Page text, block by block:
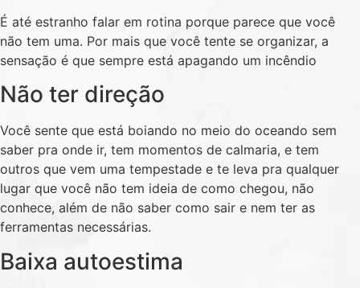
É até estranho falar em rotina porque parece que você
não tem uma. Por mais que você tente se organizar, a
sensação é que sempre está apagando um incêndio
Não ter direção
Você sente que está boiando no meio do oceando sem
saber pra onde ir, tem momentos de calmaria, e tem
outros que vem uma tempestade e te leva pra qualquer
lugar que você não tem ideia de como chegou, não
conhece, além de não saber como sair e nem ter as
ferramentas necessárias.
Baixa autoestima